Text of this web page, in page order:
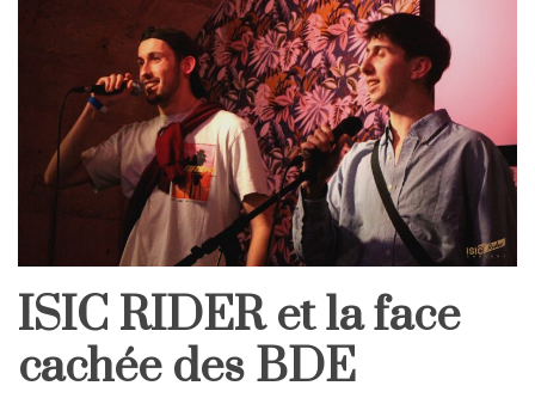
Home
ISIC RIDER et la face
cachée des BDE